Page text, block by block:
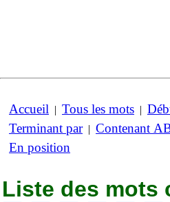
Accueil | Tous les mots |
Terminant par| Contenant
En position
Liste des mots